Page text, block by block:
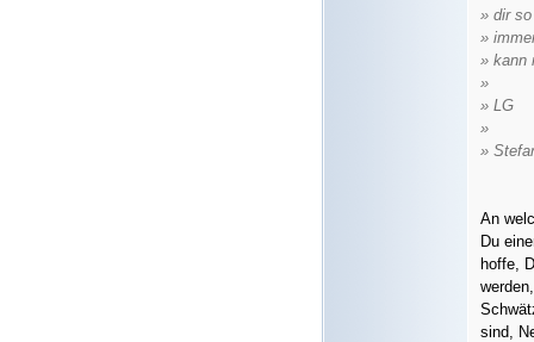
» dir
»
» kann
»
» LG
»
»
An
Du
hoffe,
sind,